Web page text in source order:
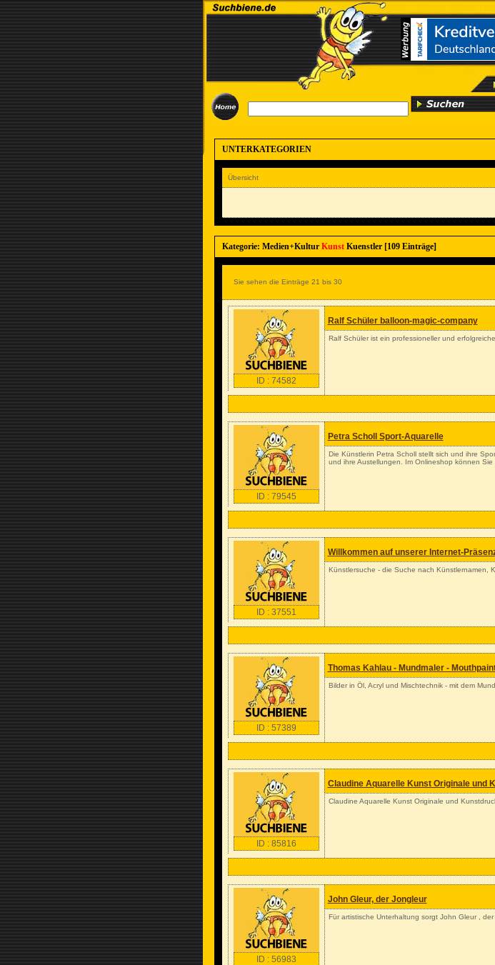
UNTERKATEGORIEN
Übersicht
Kategorie: Medien+Kultur KunstKuenstler [109 Einträge]
Sie sehen die Einträge 21 bis 30
ID : 74582
Ralf Schüler balloon-magic-company
Ralf Schüler ist ein professioneller und
ID : 79545
Petra Scholl Sport-Aquarelle
Die Künstlerin Petra Scholl stellt sich und ihre
und ihre Austellungen. Im Onlineshop können
ID : 37551
Willkommen auf unserer Internet-
Künstlersuche - die Suche nach Künstlernamen,
ID : 57389
Thomas Kahlau - Mundmaler -
Bilder in Öl, Acryl und Mischtechnik - mit dem
ID : 85816
Claudine Aquarelle Kunst Originale und
Claudine Aquarelle Kunst Originale und
ID : 56983
John Gleur, der Jongleur
Für artistische Unterhaltung sorgt John Gleur ,